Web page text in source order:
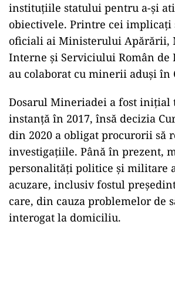
instituțiile statului pentru a-și
obiectivele. Printre cei implicați
oficiali ai Ministerului Apărării,
Interne și Serviciului Român
au colaborat cu minerii aduși în
Dosarul Mineriadei a fost inițial
instanță în 2017, însă decizia
din 2020 a obligat procurorii să
investigațiile. Până în prezent,
personalități politice și militare
acuzare, inclusiv fostul
care, din cauza problemelor de
interogat la domiciliu.